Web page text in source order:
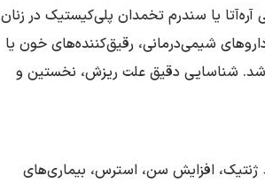
آره‌آتا یا سندرم تخمدان پلی‌کیستیک در زنان
شیمی‌درمانی، رقیق‌کننده‌های خون یا
شناسایی دقیق علت ریزش، نخستین و
افزایش سن، استرس، بیماری‌های